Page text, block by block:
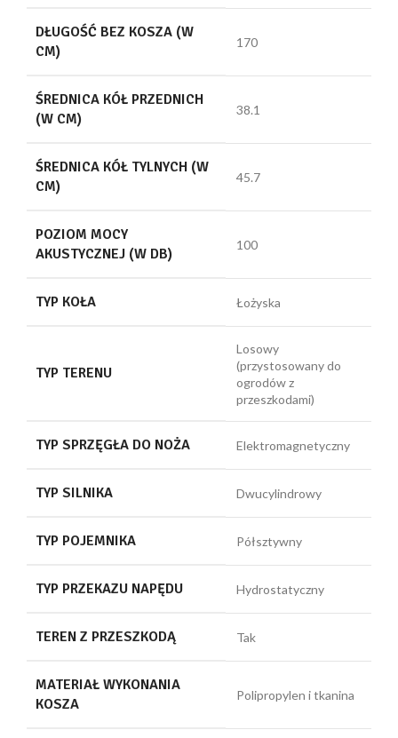
DŁUGOŚĆ BEZ KOSZA (W
CM)
170
ŚREDNICA KÓŁ PRZEDNICH
(W CM)
38.1
ŚREDNICA KÓŁ TYLNYCH (W
CM)
45.7
POZIOM MOCY
AKUSTYCZNEJ (W DB)
100
TYP KOŁA Łożyska
TYP TERENU
Losowy
(przystosowany do
ogrodów z
przeszkodami)
TYP SPRZĘGŁA DO NOŻA Elektromagnetyczny
TYP SILNIKA Dwucylindrowy
TYP POJEMNIKA Półsztywny
TYP PRZEKAZU NAPĘDU Hydrostatyczny
TEREN Z PRZESZKODĄ Tak
MATERIAŁ WYKONANIA
KOSZA
Polipropylen i tkanina